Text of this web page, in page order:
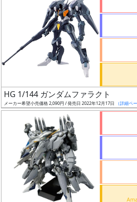
始
抽
選
HG 1/144 ガンダムファラクト
メーカー希望小売価格 2,090円 / 発売日 2022年12月17日 （詳細ペ